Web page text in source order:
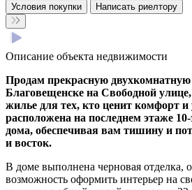
Условия покупки
Написать риелтору
Описание объекта недвижимости
Продам прекрасную
Благовещенске на Свободной
жилье для тех, кто ценит комфорт и
расположена на последнем этаже
дома, обеспечивая вам тишину и
и восток.
В доме выполнена черновая отделка,
возможность оформить интерьер на